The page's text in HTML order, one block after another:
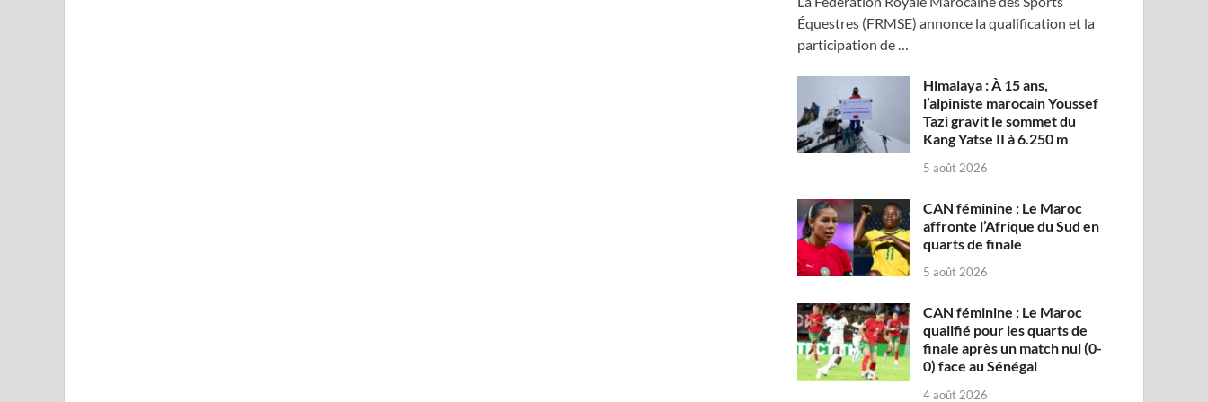
Équestres (FRMSE) annonce la qualification et la
participation de …
Himalaya : À 15 ans,
l’alpiniste marocain Youssef
Tazi gravit le sommet du
Kang Yatse II à 6.250 m
5 août 2026
CAN féminine : Le Maroc
affronte l’Afrique du Sud en
quarts de finale
5 août 2026
CAN féminine : Le Maroc
qualifié pour les quarts de
finale après un match nul (0-
0) face au Sénégal
4 août 2026